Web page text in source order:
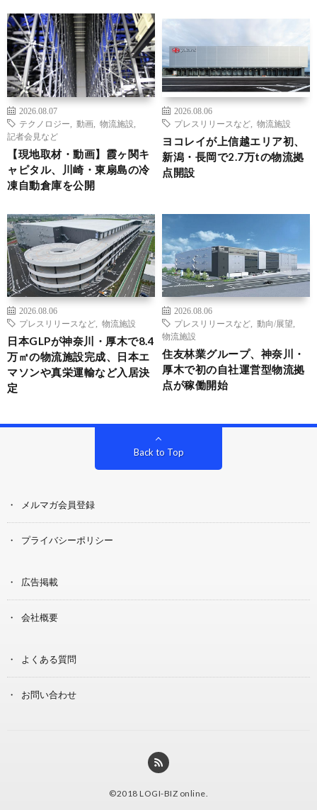
2026.08.07
テクノロジー
動画 物流施設
記者会見など
【現地取材・動画】霞ヶ関キ
ャピタル、川崎・東扇島の冷
凍自動倉庫を公開
2026.08.06
プレスリリースなど
物流施設
ヨコレイが上信越エリア初、
新潟・長岡で2.7万tの物流拠
点開設
2026.08.06
プレスリリースなど
物流施設
日本GLPが神奈川・厚木で8.4
万㎡の物流施設完成、日本エ
マソンや真栄運輸など入居決
定
2026.08.06
プレスリリースなど
動向/展望
物流施設
住友林業グループ、神奈川・
厚木で初の自社運営型物流拠
点が稼働開始
Back to Top
メルマガ会員登録
プライバシーポリシー
広告掲載
会社概要
よくある質問
お問い合わせ
©2018 LOGI-BIZ online.